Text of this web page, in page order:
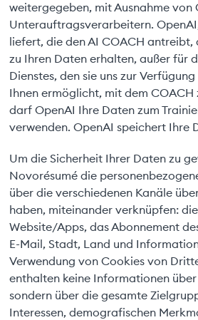
weitergegeben, mit Ausnahme von
Unterauftragsverarbeitern.
liefert, die den AI COACH antreibt,
zu Ihren Daten erhalten, außer für
Dienstes, den sie uns zur
Ihnen ermöglicht, mit dem
darf OpenAI Ihre Daten zum
verwenden. OpenAI speichert Ihre
Um die Sicherheit Ihrer Daten zu
Novorésumé die
über die verschiedenen Kanäle
haben, miteinander verknüpfen:
Website/Apps, das Abonnement
E-Mail, Stadt, Land und
Verwendung von Cookies von
enthalten keine Informationen über
sondern über die gesamte
Interessen, demografischen